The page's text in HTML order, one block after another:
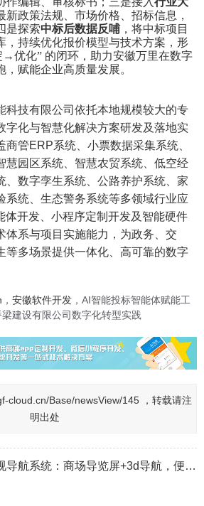
新政策法规、市场价格、招标信息，
是探索中标后数据反哺，将中标项目
，持续优化报价模型与技术方案，形
→优化” 的闭环，助力安徽万里在数字
赋能企业高质量发展。
科技有限公司 依托本地规模较大的专
字化与智慧化解决方案研发及落地实
管ERP系统、小票数据采集系统、
慧园区系统、智慧农贸系统、低空经
、数字孪生系统、公路养护系统、家
系统、生态警务系统等多领域行业应
体开发、小程序定制开发及智能硬件
体系与项目实施能力，为政务、交
等多场景提供一体化、高可靠的数字
， 安徽软件开发 ，AI智能投标智能体赋能工
建设有限公司数字化转型实践
cloud.cn/Base/newsView/145 ，转载请注
明出处
系统：商场导览屏+3d导航，便捷顾客楼层导航